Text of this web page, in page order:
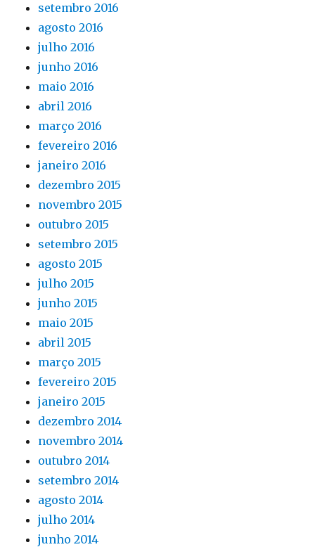
setembro 2016
agosto 2016
julho 2016
junho 2016
maio 2016
abril 2016
março 2016
fevereiro 2016
janeiro 2016
dezembro 2015
novembro 2015
outubro 2015
setembro 2015
agosto 2015
julho 2015
junho 2015
maio 2015
abril 2015
março 2015
fevereiro 2015
janeiro 2015
dezembro 2014
novembro 2014
outubro 2014
setembro 2014
agosto 2014
julho 2014
junho 2014